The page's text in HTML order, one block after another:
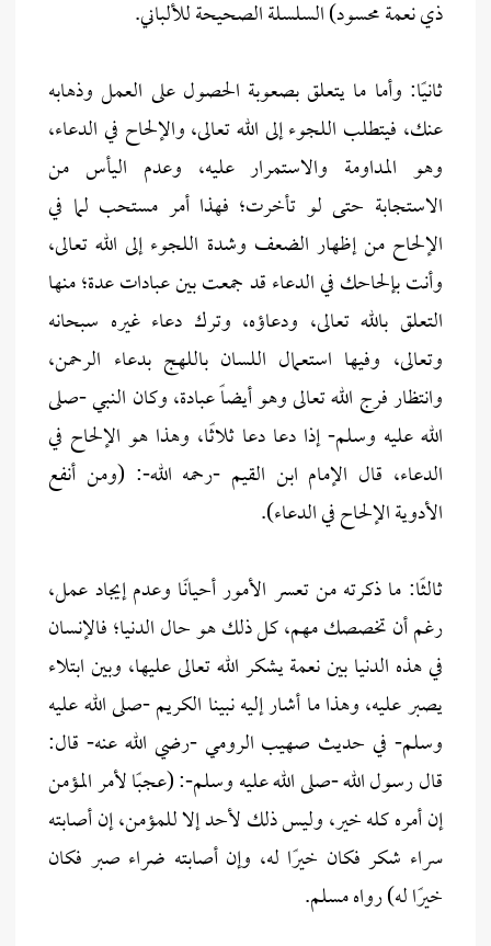
ذي نعمة محسود) السلسلة الصحيحة للألباني.
ثانيًا: وأما ما يتعلق بصعوبة الحصول على العمل وذهابه
عنك، فيتطلب اللجوء إلى الله تعالى، والإلحاح في الدعاء،
وهو المداومة والاستمرار عليه، وعدم اليأس من
الاستجابة حتى لو تأخرت؛ فهذا أمر مستحب لما في
الإلحاح من إظهار الضعف وشدة اللجوء إلى الله تعالى،
وأنت بإلحاحك في الدعاء قد جمعت بين عبادات عدة؛ منها
التعلق بالله تعالى، ودعاؤه، وترك دعاء غيره سبحانه
وتعالى، وفيها استعمال اللسان باللهج بدعاء الرحمن،
وانتظار فرج الله تعالى وهو أيضاً عبادة، وكان النبي -صلى
الله عليه وسلم- إذا دعا دعا ثلاثًا، وهذا هو الإلحاح في
الدعاء، قال الإمام ابن القيم -رحمه الله-: (ومن أنفع
الأدوية الإلحاح في الدعاء).
ثالثًا: ما ذكرته من تعسر الأمور أحيانًا وعدم إيجاد عمل،
رغم أن تخصصك مهم، كل ذلك هو حال الدنيا؛ فالإنسان
في هذه الدنيا بين نعمة يشكر الله تعالى عليها، وبين ابتلاء
يصبر عليه، وهذا ما أشار إليه نبينا الكريم -صلى الله عليه
وسلم- في حديث صهيب الرومي -رضي الله عنه- قال:
قال رسول الله -صلى الله عليه وسلم-: (عجبًا لأمر المؤمن
إن أمره كله خير، وليس ذلك لأحد إلا للمؤمن، إن أصابته
سراء شكر فكان خيرًا له، وإن أصابته ضراء صبر فكان
خيرًا له) رواه مسلم.